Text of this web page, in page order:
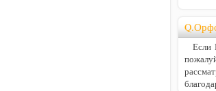
Если